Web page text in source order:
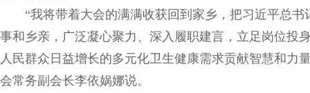
“我将带着大会的满满收获回到家乡，把习近平总
事和乡亲，广泛凝心聚力、深入履职建言，立足岗位投
人民群众日益增长的多元化卫生健康需求贡献智慧和力
会常务副会长李依娲娜说。